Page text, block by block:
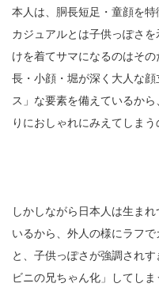
本人は、胴長短足・童顔を
カジュアルとは子供っぽさ
けを着てサマになるのはそ
長・小顔・堀が深く大人な
ス」な要素を備えているか
りにおしゃれにみえてしまう
しかしながら日本人は生ま
いるから、外人の様にラフ
と、子供っぽさが強調され
ビニの兄ちゃん化」してしま